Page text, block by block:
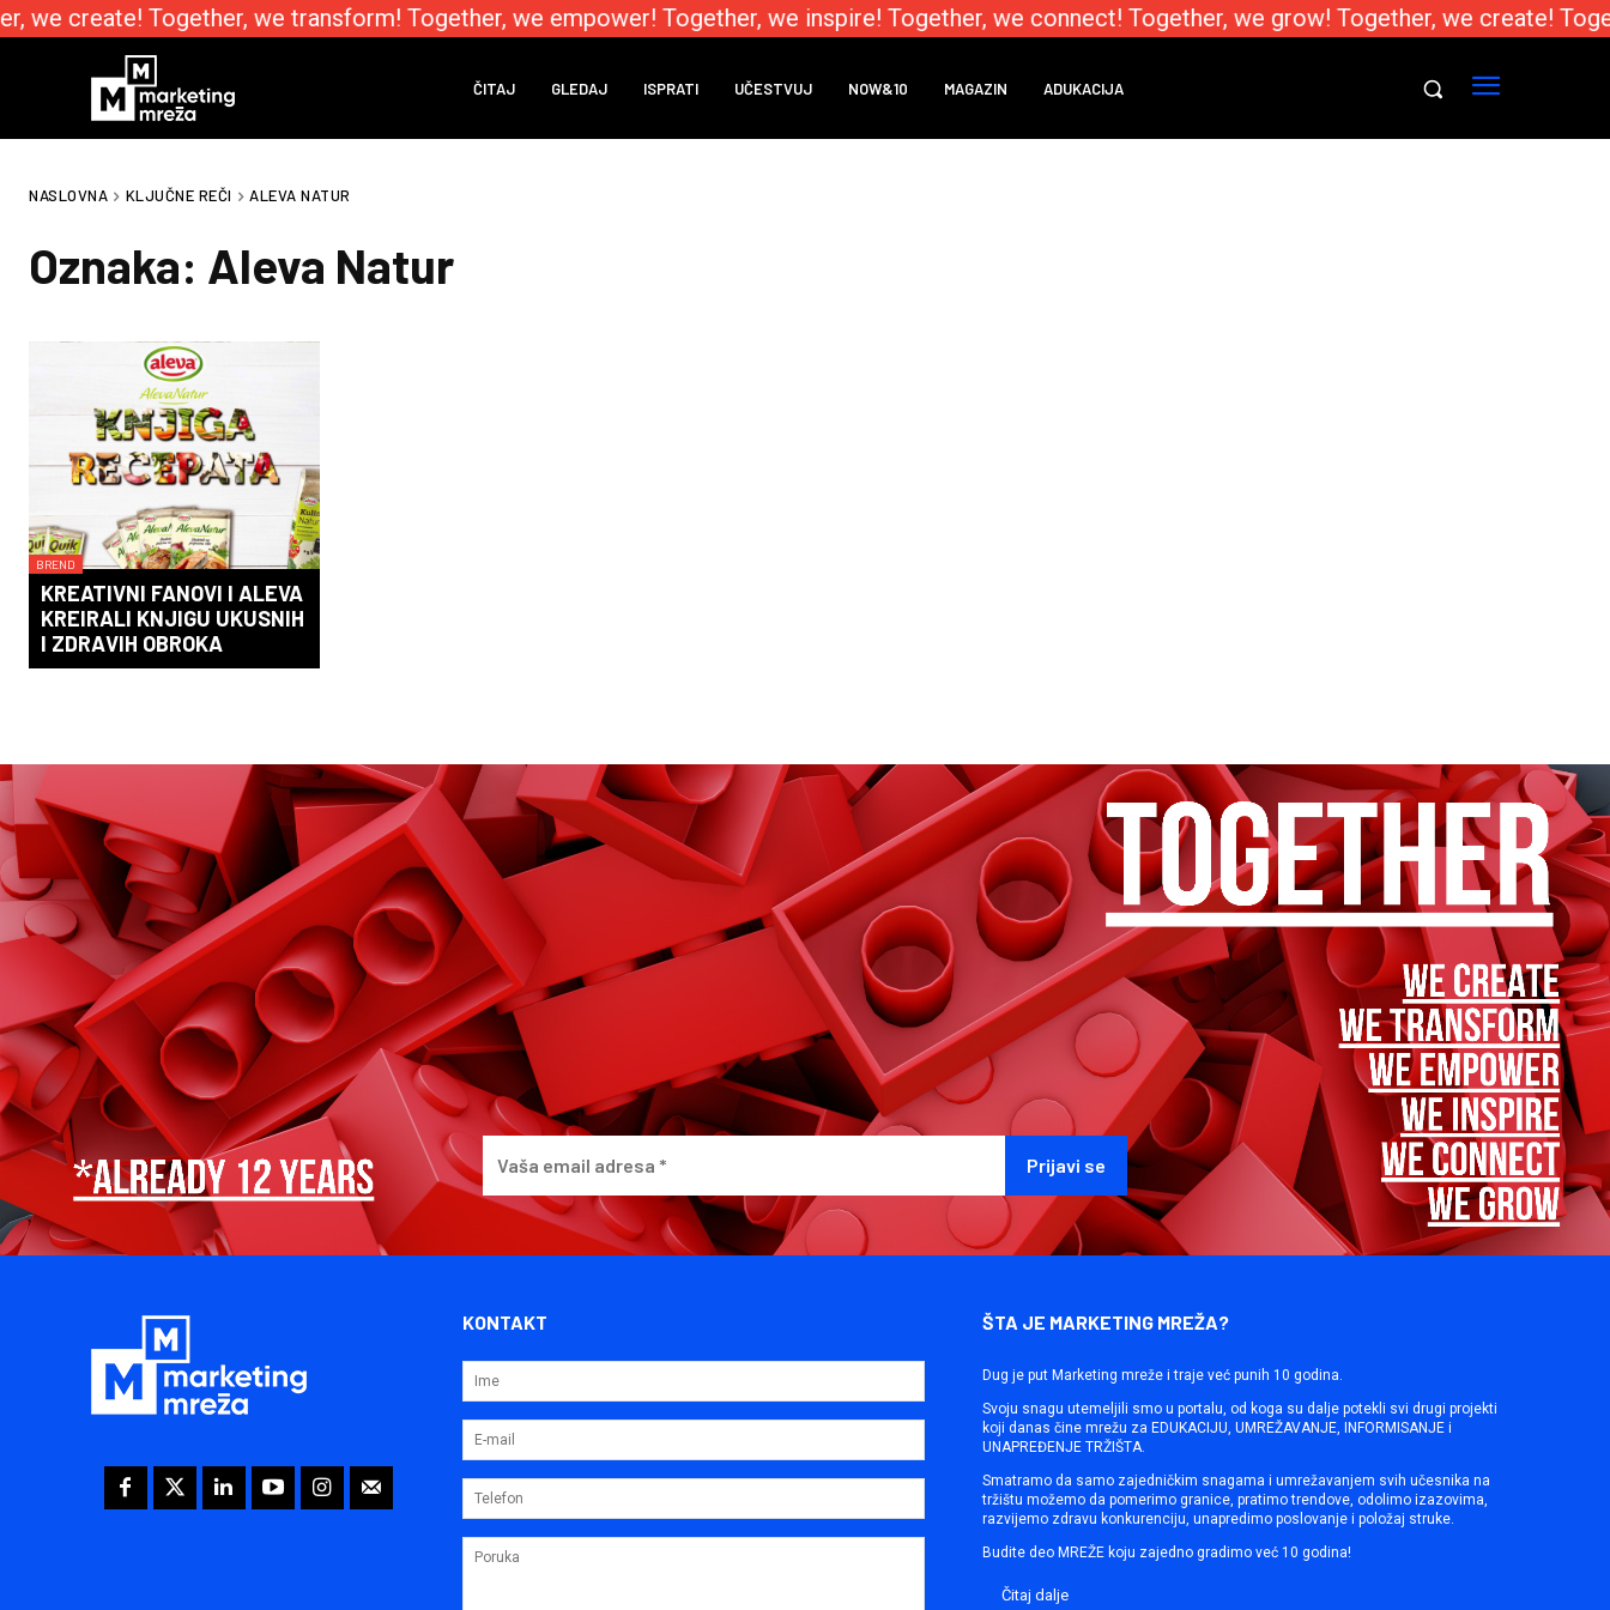
we create! Together, we transform! Together, we empower! Together, we inspire! Together, we connect! Together, we grow! Together, we create!
ČITAJ GLEDAJ ISPRATI UČESTVUJ NOW&10 MAGAZIN ADUKACIJA
NASLOVNA KLJUČNE REČI ALEVA NATUR
Oznaka: Aleva Natur
BREND
KREATIVNI FANOVI I ALEVA
KREIRALI KNJIGU UKUSNIH
I ZDRAVIH OBROKA
KONTAKT ŠTA JE MARKETING MREŽA?
Dug je put Marketing mreže i traje već punih 10 godina.
Svoju snagu utemeljili smo u portalu, od koga su dalje potekli svi drugi projekti
koji danas čine mrežu za EDUKACIJU, UMREŽAVANJE, INFORMISANJE i
UNAPREĐENJE TRŽIŠTA.
Smatramo da samo zajedničkim snagama i umrežavanjem svih učesnika na
tržištu možemo da pomerimo granice, pratimo trendove, odolimo izazovima,
razvijemo zdravu konkurenciju, unapredimo poslovanje i položaj struke.
Budite deo MREŽE koju zajedno gradimo već 10 godina!
Čitaj dalje